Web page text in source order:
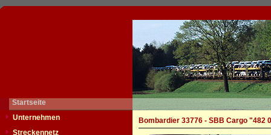
Startseite
Unternehmen
Streckennetz
Bombardier 33776 - SBB Cargo "482